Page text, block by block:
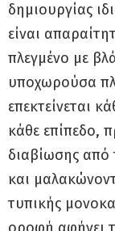
δημιουργίας
είναι
πλεγμένο με
υποχωρούσα
επεκτείνεται
κάθε επίπεδο,
διαβίωσης
και
τυπικής